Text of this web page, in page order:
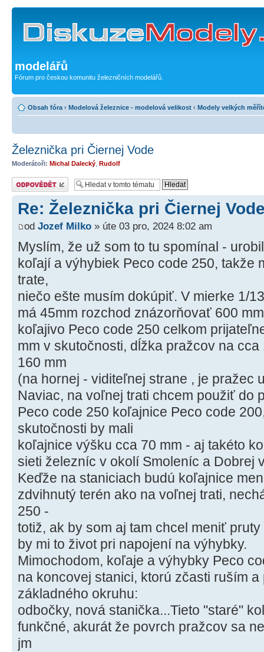
modelářů
Fórum pro českou komunitu železničních modelářů.
Obsah fóra ‹ Modelová železnice - modelová velikost ‹ Modely velkých
Železnička pri Čiernej Vode
Moderátoři: Michal Dalecký Rudolf
Odeslat odpověď
Re: Železnička pri Čiernej
od Jozef Milko » úte 03 pro, 2024 8:02 am
Myslím, že už som to tu spomínal -
koľají a výhybiek Peco code 250, takže
trate,
niečo ešte musím dokúpiť. V mierke 1/
má 45mm rozchod znázorňovať 600
koľajivo Peco code 250 celkom
mm v skutočnosti, dĺžka pražcov na
160 mm
(na hornej - viditeľnej strane , je pražec
Naviac, na voľnej trati chcem použiť do
Peco code 250 koľajnice Peco code
skutočnosti by mali
koľajnice výšku cca 70 mm - aj takéto
sieti železníc v okolí Smoleníc a Dobrej
Keďže na staniciach budú koľajnice
zdvihnutý terén ako na voľnej trati,
250 -
totiž, ak by som aj tam chcel meniť
by mi to život pri napojení na výhybky.
Mimochodom, koľaje a výhybky Peco
na koncovej stanici, ktorú zčasti ruším
základného okruhu:
odbočky, nová stanička...Tieto "staré"
funkčné, akurát že povrch pražcov sa
jm